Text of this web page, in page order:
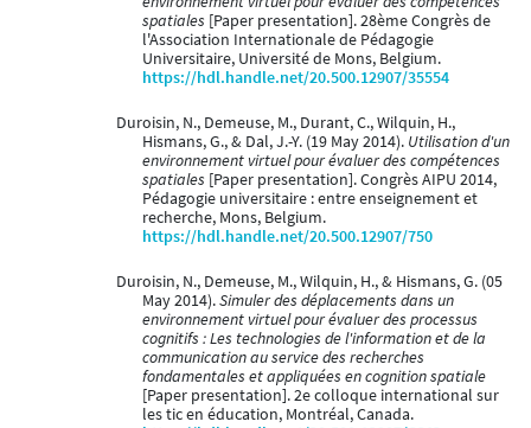
spatiales [Paper presentation]. 28ème Congrès de
l'Association Internationale de Pédagogie
Universitaire, Université de Mons, Belgium.
https://hdl.handle.net/20.500.12907/35554
Duroisin, N., Demeuse, M., Durant, C., Wilquin, H.,
Hismans, G., & Dal, J.-Y. (19 May 2014). Utilisation d'un
environnement virtuel pour évaluer des compétences
spatiales [Paper presentation]. Congrès AIPU 2014,
Pédagogie universitaire : entre enseignement et
recherche, Mons, Belgium.
https://hdl.handle.net/20.500.12907/750
Duroisin, N., Demeuse, M., Wilquin, H., & Hismans, G. (05
May 2014).Simuler des déplacements dans un
environnement virtuel pour évaluer des processus
cognitifs : Les technologies de l'information et de la
communication au service des recherches
fondamentales et appliquées en cognition spatiale
[Paper presentation]. 2e colloque international sur
les tic en éducation, Montréal, Canada.